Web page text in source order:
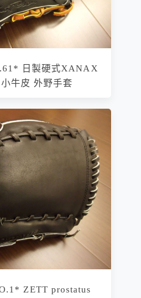
日製硬式XANAX
牛皮 外野手套
ZETT prostatus